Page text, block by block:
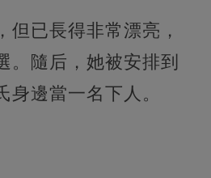
但已長得非常漂亮，
。隨后，她被安排到
身邊當一名下人。